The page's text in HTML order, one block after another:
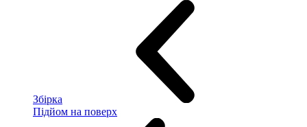
Збірка
Підйом на поверх